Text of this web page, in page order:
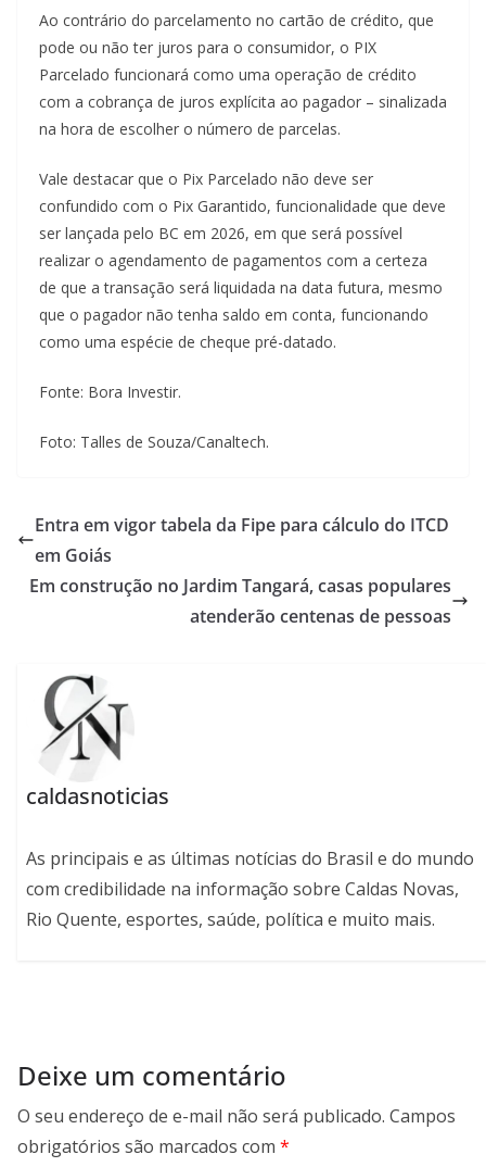
Ao contrário do parcelamento no cartão de crédito, que
pode ou não ter juros para o consumidor, o PIX
Parcelado funcionará como uma operação de crédito
com a cobrança de juros explícita ao pagador – sinalizada
na hora de escolher o número de parcelas.
Vale destacar que o Pix Parcelado não deve ser
confundido com o Pix Garantido, funcionalidade que deve
ser lançada pelo BC em 2026, em que será possível
realizar o agendamento de pagamentos com a certeza
de que a transação será liquidada na data futura, mesmo
que o pagador não tenha saldo em conta, funcionando
como uma espécie de cheque pré-datado.
Fonte: Bora Investir.
Foto: Talles de Souza/Canaltech.
Entra em vigor tabela da Fipe para cálculo do ITCD
em Goiás
Em construção no Jardim Tangará, casas populares
atenderão centenas de pessoas
caldasnoticias
As principais e as últimas notícias do Brasil e do mundo
com credibilidade na informação sobre Caldas Novas,
Rio Quente, esportes, saúde, política e muito mais.
Deixe um comentário
O seu endereço de e-mail não será publicado. Campos
obrigatórios são marcados com *